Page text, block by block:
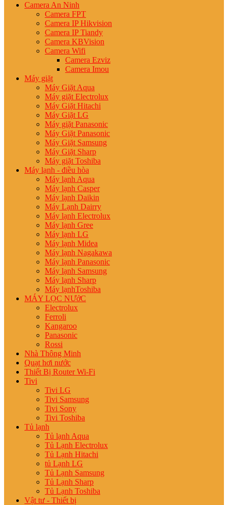
Camera An Ninh
Camera FPT
Camera IP Hikvision
Camera IP Tiandy
Camera KBVision
Camera Wifi
Camera Ezviz
Camera Imou
Máy giặt
Máy Giặt Aqua
Máy giặt Electrolux
Máy Giặt Hitachi
Máy Giặt LG
Máy giặt Panasonic
Máy Giặt Panasonic
Máy Giặt Samsung
Máy Giặt Sharp
Máy giặt Toshiba
Máy lạnh - điều hòa
Máy lạnh Aqua
Máy lạnh Casper
Máy lạnh Daikin
Máy Lạnh Dairry
Máy lạnh Electrolux
Máy lạnh Gree
Máy lạnh LG
Máy lạnh Midea
Máy lạnh Nagakawa
Máy lạnh Panasonic
Máy lạnh Samsung
Máy lạnh Sharp
Máy lạnhToshiba
MÁY LỌC NƯớC
Electrolux
Ferroli
Kangaroo
Panasonic
Rossi
Nhà Thông Minh
Quạt hơi nước
Thiết Bị Router Wi-Fi
Tivi
Tivi LG
Tivi Samsung
Tivi Sony
Tivi Toshiba
Tủ lạnh
Tủ lạnh Aqua
Tủ Lạnh Electrolux
Tủ Lạnh Hitachi
tủ Lạnh LG
Tủ Lạnh Samsung
Tủ Lạnh Sharp
Tủ Lạnh Toshiba
Vật tư - Thiết bị